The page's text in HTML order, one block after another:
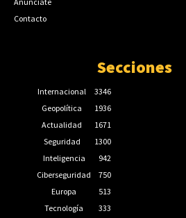
Contacto
Secciones
Internacional
3346
Geopolítica
1936
Actualidad
1671
Seguridad
1300
Inteligencia
942
Ciberseguridad
750
Europa
513
Tecnología
333